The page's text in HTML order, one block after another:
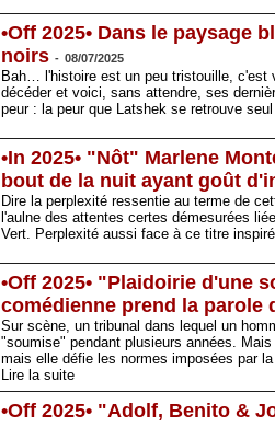
•Off 2025• Dans le
noirs - 08/07/2025
Bah… l'histoire est un peu tristouille, c'est
décéder et voici, sans attendre, ses
peur : la peur que Latshek se retrouve
•In 2025• "Nôt" Marlene
bout de la nuit ayant goût
Dire la perplexité ressentie au terme de
l'aulne des attentes certes démesurées
Vert. Perplexité aussi face à ce titre
•Off 2025• "Plaidoirie d'une
comédienne prend la parole
Sur scène, un tribunal dans lequel un
"soumise" pendant plusieurs années.
mais elle défie les normes imposées par
Lire la suite
•Off 2025• "Adolf, Benito &